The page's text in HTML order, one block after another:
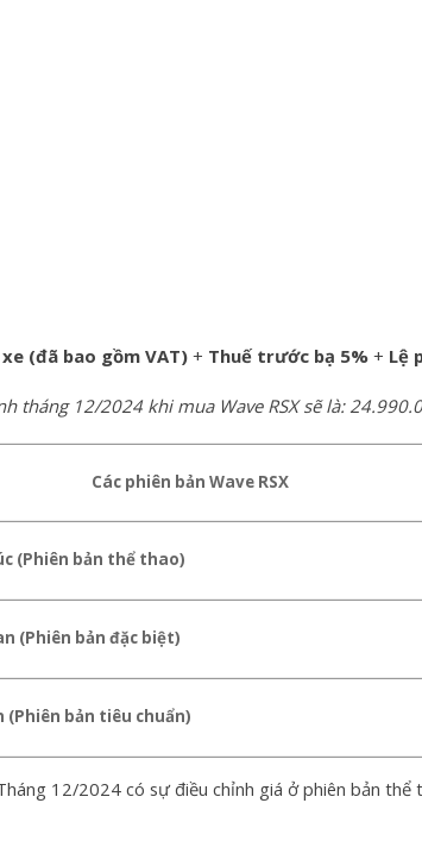
xe (đã bao gồm VAT)+ Thuế trước bạ 5% + Lệ
tháng 12/2024 khi mua Wave RSX sẽ là:
Các phiên bản Wave RSX
(Phiên bản thể thao)
(Phiên bản đặc biệt)
(Phiên bản tiêu chuẩn)
12/2024 có sự điều chỉnh giá ở phiên bản thể